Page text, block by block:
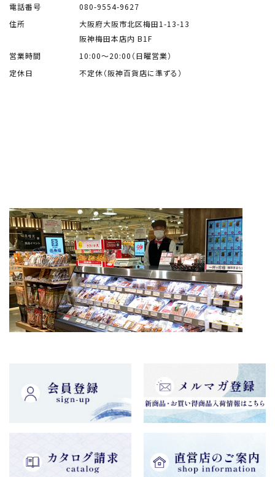
電話番号
080-9554-9627
住所
大阪府大阪市北区梅田1-13-13
阪神梅田本店内 B1F
営業時間
10:00～20:00（日曜営業）
定休日
不定休（阪神百貨店に準ずる）